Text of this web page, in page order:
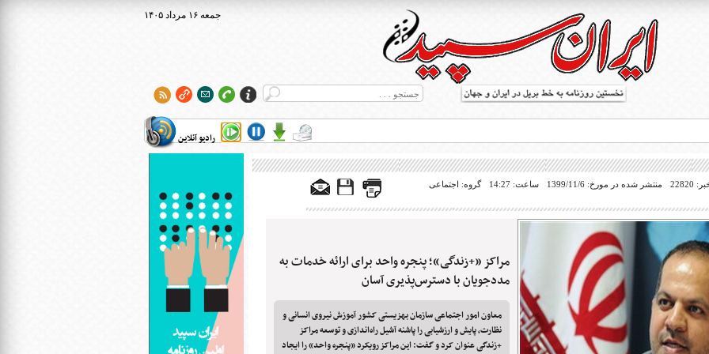
۱۴۰۵ جمعه ۱۶ مرداد
رادیو آنلاین
بریل در جهان
منتشر شده در مورخ: 1399/11/6 ساعت: 14:27 گروه: اجتماعی
مراکز «+زندگی»؛ پنجره واحد برای ارائه خدمات به
مددجویان با دسترس‌پذیری آسان
معاون امور اجتماعی سازمان بهزیستی کشور آموزش نیروی انسانی و
نظارت، پایش و ارزشیابی را پاشنه آشیل راه‌اندازی و توسعه مراکز
+زندگی عنوان کرد و گفت: این مراکز رویکرد «پنجره واحد» را ایجاد